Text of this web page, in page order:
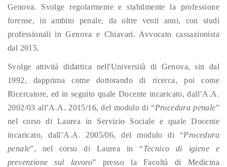
Genova. Svolge regolarmente e stabilmente la professione
forense, in ambito penale, da oltre venti anni, con studi
professionali in Genova e Chiavari. Avvocato cassazionista
dal 2015.
Svolge attività didattica nell'Università di Genova, sin dal
1992, dapprima come dottorando di ricerca, poi come
Ricercatore, ed in seguito quale Docente incaricato, dall’A.A.
2002/03 all’A.A. 2015/16, del modulo di “Procedura penale”
nel corso di Laurea in Servizio Sociale e quale Docente
incaricato, dall’A.A. 2005/06, del modulo di “Procedura
penale”, nel corso di Laurea in “Tecnico di igiene e
prevenzione sul lavoro” presso la Facoltà di Medicina